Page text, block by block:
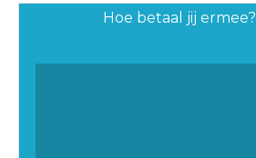
Hoe betaal jij ermee?